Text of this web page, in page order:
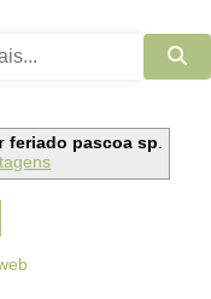
feriado pascoa sp.